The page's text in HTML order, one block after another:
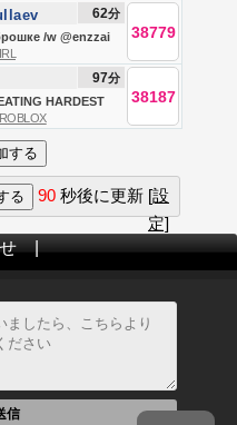
| EN VIVO
/w @enzzai
Эксити
62分
38779
IRL
HARDEST
W/ STEAK -> YOU
🔴
97分
38187
ROBLOX
90 秒後に更新 [設
定]
|
信